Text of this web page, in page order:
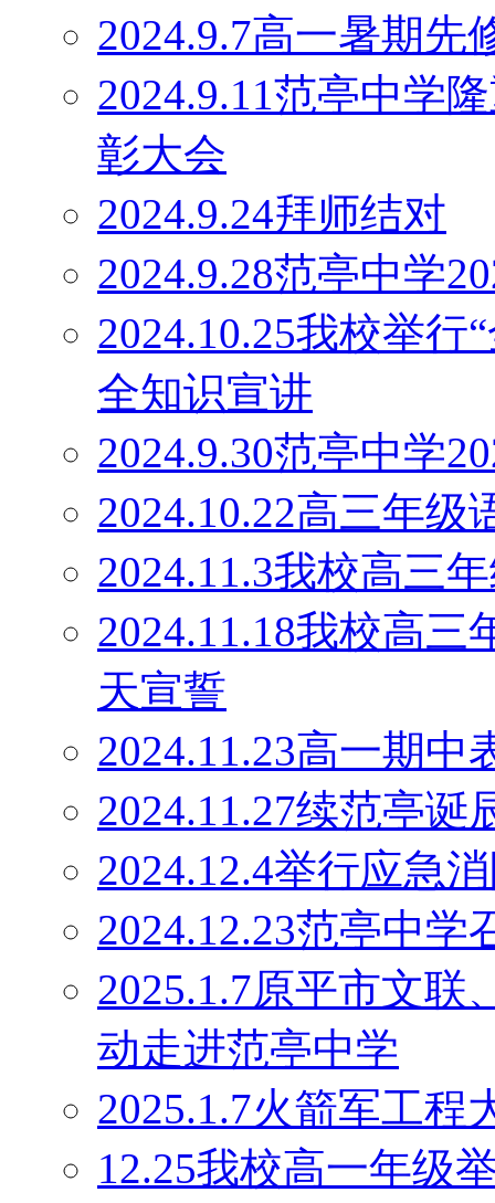
2024.9.7高一暑期先
2024.9.11范亭中学
彰大会
2024.9.24拜师结对
2024.9.28范亭中学
2024.10.25我校举行
全知识宣讲
2024.9.30范亭中学
2024.10.22高三年
2024.11.3我校高三
2024.11.18我校高三
天宣誓
2024.11.23高一期中
2024.11.27续范亭诞
2024.12.4举行应急
2024.12.23范亭中
2025.1.7原平市文联
动走进范亭中学
2025.1.7火箭军工程
12.25我校高一年级